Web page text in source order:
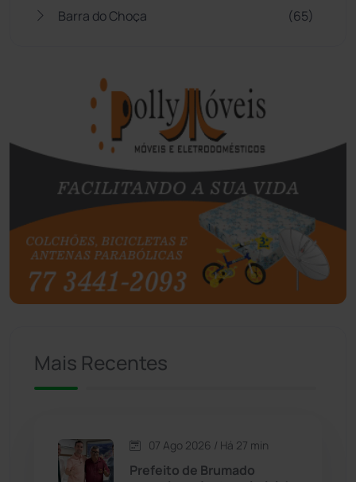
Barra do Choça (65)
Bom Jesus da Lapa
Boquira
Botuporã (72)
Brasil (7680)
Brumado (31958)
Caetanos
Candiba
Mais Recentes
07 Ago 2026 / Há 27 min
Prefeito de Brumado